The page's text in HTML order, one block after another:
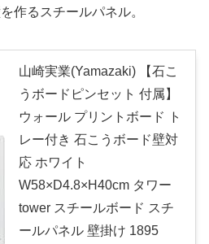
作るスチールパネル。
山崎実業(Yamazaki) 【石こ
うボードピンセット 付属】
ウォール プリントボード ト
レー付き 石こうボード壁対
応 ホワイト
W58×D4.8×H40cm タワー
tower スチールボード スチ
ールパネル 壁掛け 1895